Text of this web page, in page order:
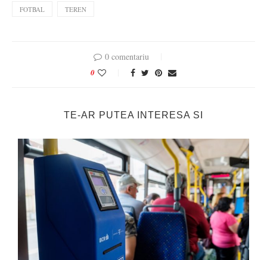
FOTBAL TEREN
0 comentariu
0
TE-AR PUTEA INTERESA SI